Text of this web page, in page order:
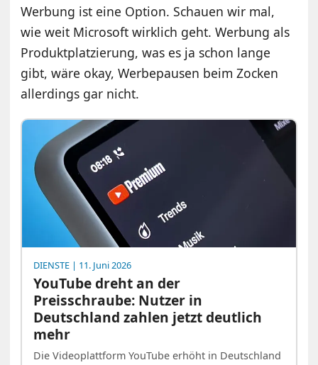
Werbung ist eine Option. Schauen wir mal,
wie weit Microsoft wirklich geht. Werbung als
Produktplatzierung, was es ja schon lange
gibt, wäre okay, Werbepausen beim Zocken
allerdings gar nicht.
DIENSTE | 11. Juni 2026
YouTube dreht an der
Preisschraube: Nutzer in
Deutschland zahlen jetzt deutlich
mehr
Die Videoplattform YouTube erhöht in Deutschland